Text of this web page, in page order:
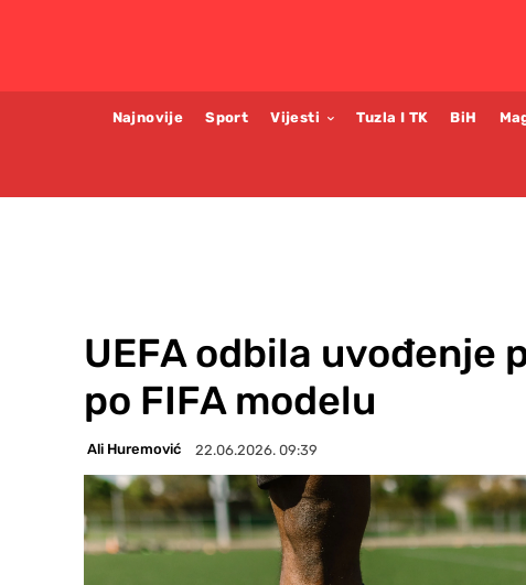
Najnovije Sport Vijesti Tuzla I TK BiH
UEFA odbila uvođenje
po FIFA modelu
Ali Huremović 22.06.2026. 09:39